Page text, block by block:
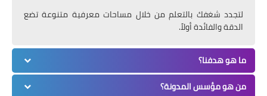
لتجدد شغفك بالتعلم من خلال مساحات معرفية متنوعة تضع
الدقة والفائدة أولاً.
ما هو هدفنا؟
من هو مؤسس المدونة؟